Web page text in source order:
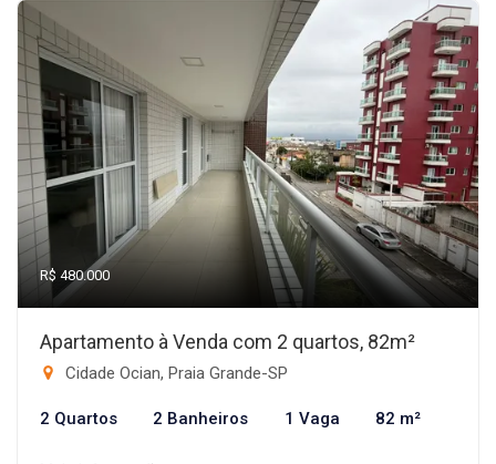
R$ 480.000
Apartamento à Venda com 2 quartos, 82m²
Cidade Ocian, Praia Grande-SP
2 Quartos 2 Banheiros 1 Vaga 82 m²